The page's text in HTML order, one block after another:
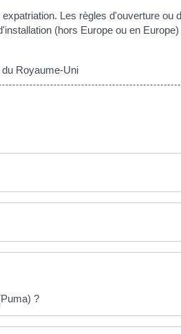
Les règles d'ouverture ou
(hors Europe ou en
Royaume-Uni
?